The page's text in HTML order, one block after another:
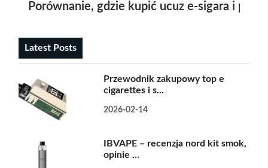
Porównanie, gdzie kupić ucuz e-sigara i
Latest Posts
Przewodnik zakupowy top e
cigarettes i s...
2026-02-14
IBVAPE – recenzja nord kit smok,
opinie ...